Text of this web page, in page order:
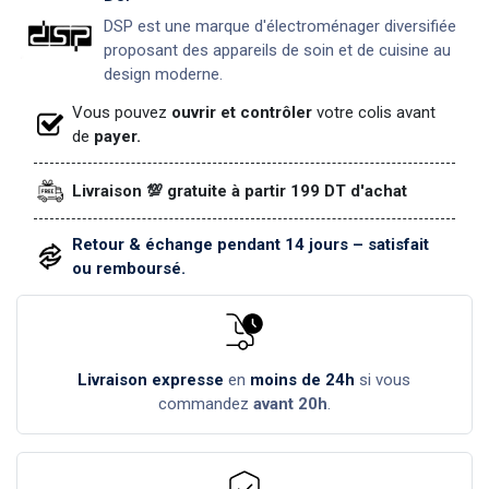
DSP est une marque d'électroménager diversifiée
proposant des appareils de soin et de cuisine au
design moderne.
Vous pouvez ouvrir et contrôler votre colis avant
de payer.
Livraison 💯 gratuite à partir 199 DT d'achat
Retour & échange pendant 14 jours – satisfait
ou remboursé.
Livraison expresse en moins de 24h si vous
commandez avant 20h.